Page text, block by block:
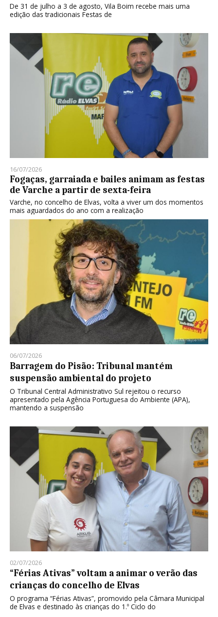
De 31 de julho a 3 de agosto, Vila Boim recebe mais uma
edição das tradicionais Festas de
16/07/2026
Fogaças, garraiada e bailes animam as festas
de Varche a partir de sexta-feira
Varche, no concelho de Elvas, volta a viver um dos momentos
mais aguardados do ano com a realização
06/07/2026
Barragem do Pisão: Tribunal mantém
suspensão ambiental do projeto
O Tribunal Central Administrativo Sul rejeitou o recurso
apresentado pela Agência Portuguesa do Ambiente (APA),
mantendo a suspensão
02/07/2026
“Férias Ativas” voltam a animar o verão das
crianças do concelho de Elvas
O programa “Férias Ativas”, promovido pela Câmara Municipal
de Elvas e destinado às crianças do 1.º Ciclo do